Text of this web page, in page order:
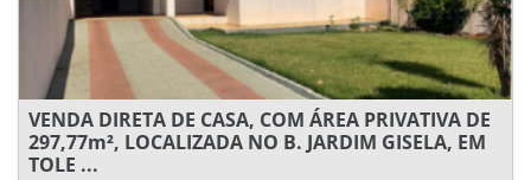
VENDA DIRETA DE CASA, COM ÁREA PRIVATIVA DE
297,77m², LOCALIZADA NO B. JARDIM GISELA, EM
TOLE ...